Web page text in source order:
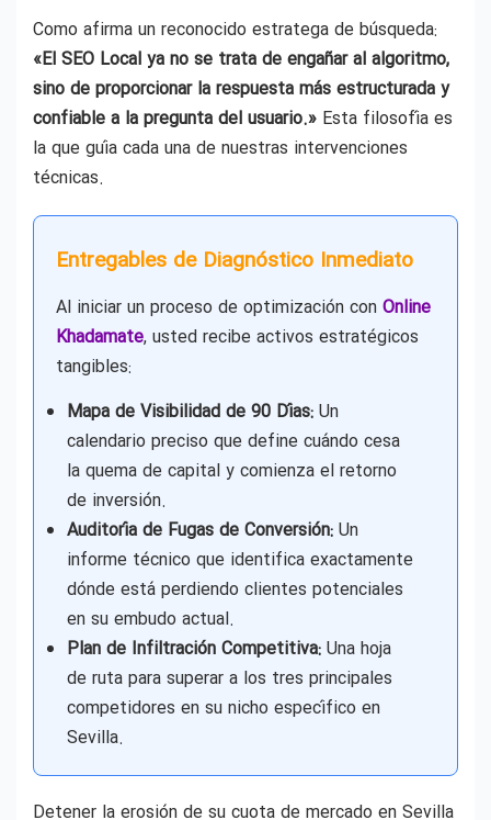
Como afirma un reconocido estratega de búsqueda:
«El SEO Local ya no se trata de engañar al algoritmo,
sino de proporcionar la respuesta más estructurada y
confiable a la pregunta del usuario.» Esta filosofía es
la que guía cada una de nuestras intervenciones
técnicas.
Entregables de Diagnóstico Inmediato
Al iniciar un proceso de optimización con Online
Khadamate, usted recibe activos estratégicos
tangibles:
Mapa de Visibilidad de 90 Días: Un
calendario preciso que define cuándo cesa
la quema de capital y comienza el retorno
de inversión.
Auditoría de Fugas de Conversión: Un
informe técnico que identifica exactamente
dónde está perdiendo clientes potenciales
en su embudo actual.
Plan de Infiltración Competitiva: Una hoja
de ruta para superar a los tres principales
competidores en su nicho específico en
Sevilla.
Detener la erosión de su cuota de mercado en Sevilla